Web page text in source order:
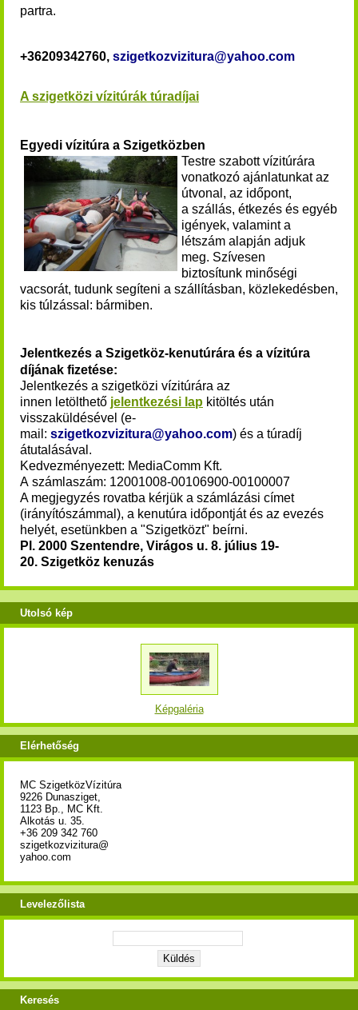
partra.
+36209342760, szigetkozvizitura@yahoo.com
A szigetközi vízitúrák túradíjai
Egyedi vízitúra a Szigetközben
Testre szabott vízitúrára
vonatkozó ajánlatunkat az
útvonal, az időpont,
a szállás, étkezés és egyéb
igények, valamint a
létszám alapján adjuk
meg. Szívesen
biztosítunk minőségi
vacsorát, tudunk segíteni a szállításban, közlekedésben,
kis túlzással: bármiben.
Jelentkezés a Szigetköz-kenutúrára és a vízitúra
díjának fizetése:
Jelentkezés a szigetközi vízitúrára az
innen letölthető jelentkezési lap kitöltés után
visszaküldésével (e-
mail: szigetkozvizitura@yahoo.com) és a túradíj
átutalásával.
Kedvezményezett: MediaComm Kft.
A számlaszám: 12001008-00106900-00100007
A megjegyzés rovatba kérjük a számlázási címet
(irányítószámmal), a kenutúra időpontját és az evezés
helyét, esetünkben a "Szigetközt" beírni.
Pl. 2000 Szentendre, Virágos u. 8. július 19-
20. Szigetköz kenuzás
Utolsó kép
Képgaléria
Elérhetőség
MC SzigetközVízitúra
9226 Dunasziget,
1123 Bp., MC Kft.
Alkotás u. 35.
+36 209 342 760
szigetkozvizitura@
yahoo.com
Levelezőlista
Keresés